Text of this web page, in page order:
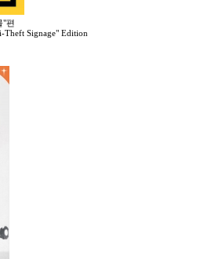
"편
Theft Signage" Edition